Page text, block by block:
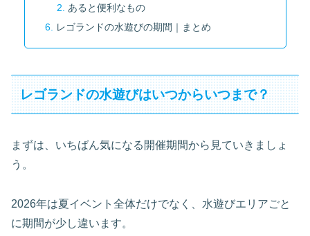
あると便利なもの
レゴランドの水遊びの期間｜まとめ
レゴランドの水遊びはいつからいつまで？
まずは、いちばん気になる開催期間から見ていきましょ
う。
2026年は夏イベント全体だけでなく、水遊びエリアごと
に期間が少し違います。